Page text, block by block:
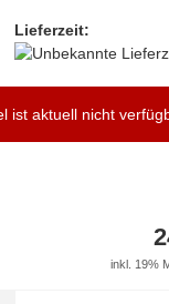
Lieferzeit:
ist aktuell nicht
inkl. 19%